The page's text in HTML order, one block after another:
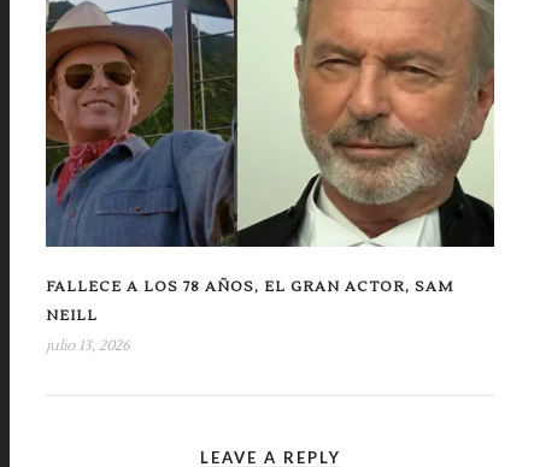
FALLECE A LOS 78 AÑOS, EL GRAN ACTOR, SAM
NEILL
julio 13, 2026
LEAVE A REPLY